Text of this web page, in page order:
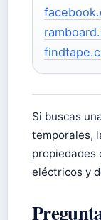
Si buscas
temporales,
propiedades
eléctricos y